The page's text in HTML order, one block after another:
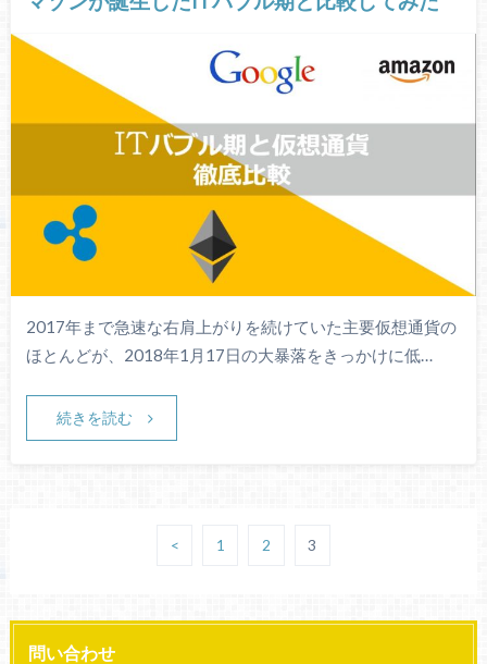
2017年まで急速な右肩上がりを続けていた主要仮想通貨の
ほとんどが、2018年1月17日の大暴落をきっかけに低…
続きを読む
< 1 2 3
問い合わせ